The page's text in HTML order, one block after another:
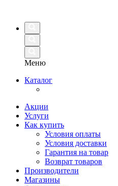
Меню
Каталог
Акции
Услуги
Как купить
Условия оплаты
Условия доставки
Гарантия на товар
Возврат товаров
Производители
Магазины